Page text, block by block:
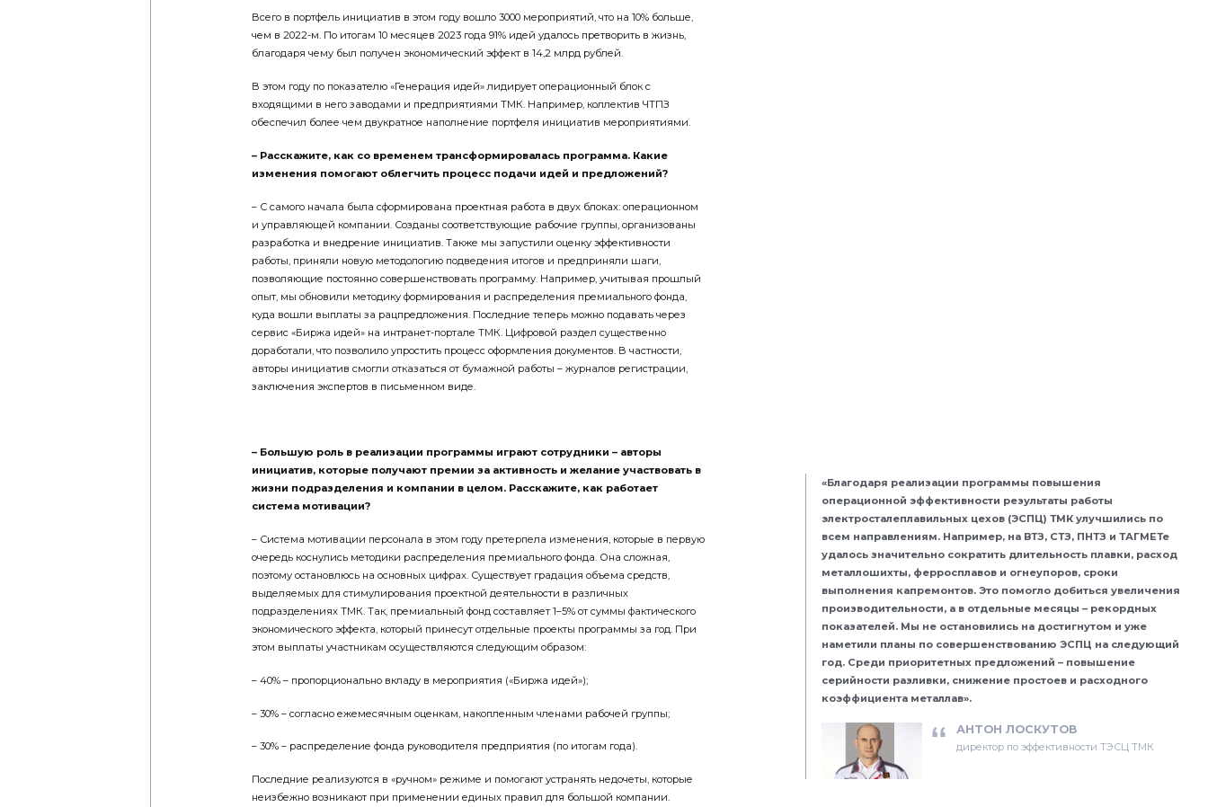
Всего в портфель инициатив в этом году вошло 3000 мероприятий, что на 10% больше,
чем в 2022-м. По итогам 10 месяцев 2023 года 91% идей удалось претворить в жизнь,
благодаря чему был получен экономический эффект в 14,2 млрд рублей.
В этом году по показателю «Генерация идей» лидирует операционный блок с
входящими в него заводами и предприятиями ТМК. Например, коллектив ЧТПЗ
обеспечил более чем двукратное наполнение портфеля инициатив мероприятиями.
– Расскажите, как со временем трансформировалась программа. Какие
изменения помогают облегчить процесс подачи идей и предложений?
– С самого начала была сформирована проектная работа в двух блоках: операционном
и управляющей компании. Созданы соответствующие рабочие группы, организованы
разработка и внедрение инициатив. Также мы запустили оценку эффективности
работы, приняли новую методологию подведения итогов и предприняли шаги,
позволяющие постоянно совершенствовать программу. Например, учитывая прошлый
опыт, мы обновили методику формирования и распределения премиального фонда,
куда вошли выплаты за рацпредложения. Последние теперь можно подавать через
сервис «Биржа идей» на интранет-портале ТМК. Цифровой раздел существенно
доработали, что позволило упростить процесс оформления документов. В частности,
авторы инициатив смогли отказаться от бумажной работы – журналов регистрации,
заключения экспертов в письменном виде.
– Большую роль в реализации программы играют сотрудники – авторы
инициатив, которые получают премии за активность и желание участвовать в
жизни подразделения и компании в целом. Расскажите, как работает
система мотивации?
– Система мотивации персонала в этом году претерпела изменения, которые в первую
очередь коснулись методики распределения премиального фонда. Она сложная,
поэтому остановлюсь на основных цифрах. Существует градация объема средств,
выделяемых для стимулирования проектной деятельности в различных
подразделениях ТМК. Так, премиальный фонд составляет 1–5% от суммы фактического
экономического эффекта, который принесут отдельные проекты программы за год. При
этом выплаты участникам осуществляются следующим образом:
– 40% – пропорционально вкладу в мероприятия («Биржа идей»);
– 30% – согласно ежемесячным оценкам, накопленным членами рабочей группы;
– 30% – распределение фонда руководителя предприятия (по итогам года).
Последние реализуются в «ручном» режиме и помогают устранять недочеты, которые
неизбежно возникают при применении единых правил для большой компании.
«Благодаря реализации программы повышения
операционной эффективности результаты работы
электросталеплавильных цехов (ЭСПЦ) ТМК улучшились по
всем направлениям. Например, на ВТЗ, СТЗ, ПНТЗ и ТАГМЕТе
удалось значительно сократить длительность плавки, расход
металлошихты, ферросплавов и огнеупоров, сроки
выполнения капремонтов. Это помогло добиться увеличения
производительности, а в отдельные месяцы – рекордных
показателей. Мы не остановились на достигнутом и уже
наметили планы по совершенствованию ЭСПЦ на следующий
год. Среди приоритетных предложений – повышение
серийности разливки, снижение простоев и расходного
коэффициента металлав».
АНТОН ЛОСКУТОВ
директор по эффективности ТЭСЦ ТМК